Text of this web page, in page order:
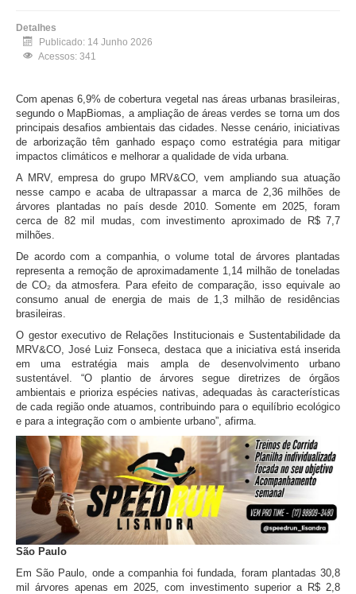
Detalhes
Publicado: 14 Junho 2026
Acessos: 341
Com apenas 6,9% de cobertura vegetal nas áreas urbanas brasileiras,
segundo o MapBiomas, a ampliação de áreas verdes se torna um dos
principais desafios ambientais das cidades. Nesse cenário, iniciativas
de arborização têm ganhado espaço como estratégia para mitigar
impactos climáticos e melhorar a qualidade de vida urbana.
A MRV, empresa do grupo MRV&CO, vem ampliando sua atuação
nesse campo e acaba de ultrapassar a marca de 2,36 milhões de
árvores plantadas no país desde 2010. Somente em 2025, foram
cerca de 82 mil mudas, com investimento aproximado de R$ 7,7
milhões.
De acordo com a companhia, o volume total de árvores plantadas
representa a remoção de aproximadamente 1,14 milhão de toneladas
de CO₂ da atmosfera. Para efeito de comparação, isso equivale ao
consumo anual de energia de mais de 1,3 milhão de residências
brasileiras.
O gestor executivo de Relações Institucionais e Sustentabilidade da
MRV&CO, José Luiz Fonseca, destaca que a iniciativa está inserida
em uma estratégia mais ampla de desenvolvimento urbano
sustentável. “O plantio de árvores segue diretrizes de órgãos
ambientais e prioriza espécies nativas, adequadas às características
de cada região onde atuamos, contribuindo para o equilíbrio ecológico
e para a integração com o ambiente urbano”, afirma.
São Paulo
Em São Paulo, onde a companhia foi fundada, foram plantadas 30,8
mil árvores apenas em 2025, com investimento superior a R$ 2,8